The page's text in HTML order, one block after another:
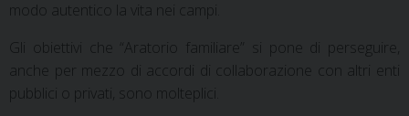
modo autentico la vita nei campi.
Gli obiettivi che “Aratorio familiare” si pone di perseguire,
anche per mezzo di accordi di collaborazione con altri enti
pubblici o privati, sono molteplici.